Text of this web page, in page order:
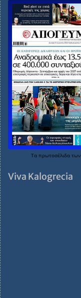
Τα πρωτοσέλιδα των
Viva Kalogrecia